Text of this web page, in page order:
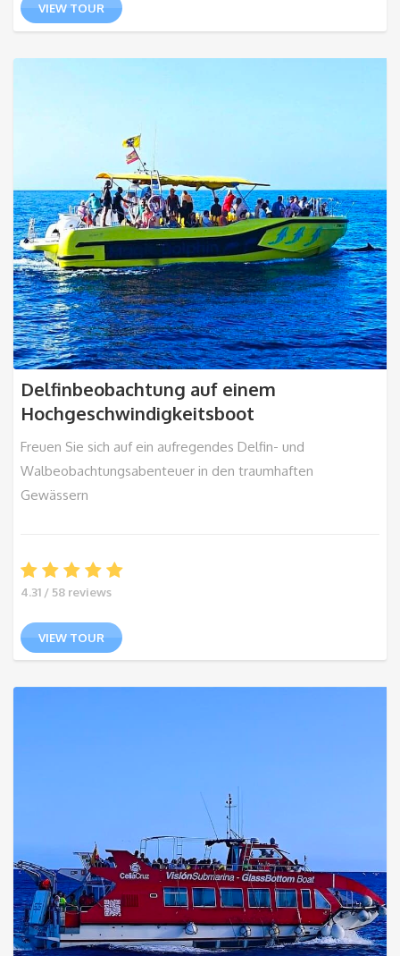
VIEW TOUR
Delfinbeobachtung auf einem
Hochgeschwindigkeitsboot
Freuen Sie sich auf ein aufregendes Delfin- und
Walbeobachtungsabenteuer in den traumhaften
Gewässern
4.31 / 58 reviews
VIEW TOUR